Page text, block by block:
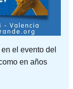
el evento del
en años